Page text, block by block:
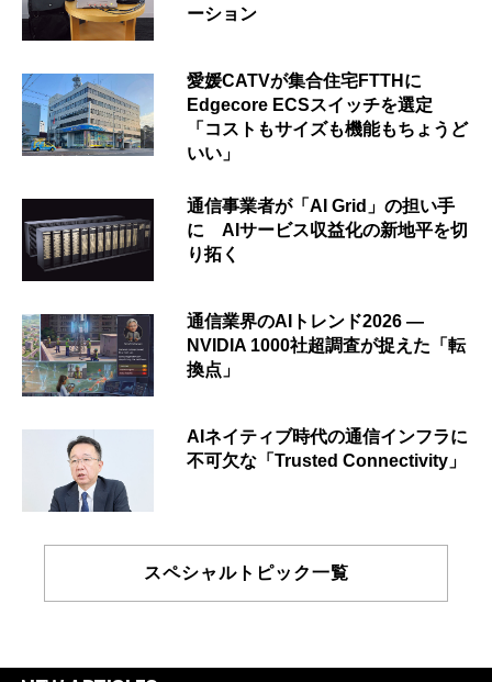
ーション
愛媛CATVが集合住宅FTTHに
Edgecore ECSスイッチを選定
「コストもサイズも機能もちょうど
いい」
通信事業者が「AI Grid」の担い手
に AIサービス収益化の新地平を切
り拓く
通信業界のAIトレンド2026 ―
NVIDIA 1000社超調査が捉えた「転
換点」
AIネイティブ時代の通信インフラに
不可欠な「Trusted Connectivity」
スペシャルトピック一覧